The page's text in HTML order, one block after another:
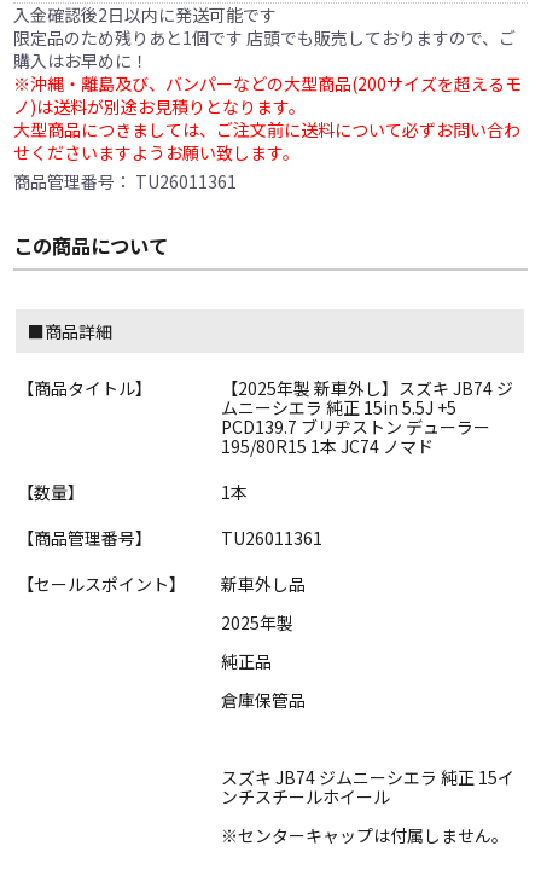
入金確認後2日以内に発送可能です
限定品のため残りあと1個です 店頭でも販売しておりますので、ご
購入はお早めに！
※沖縄・離島及び、バンパーなどの大型商品(200サイズを超えるモ
ノ)は送料が別途お見積りとなります。
大型商品につきましては、ご注文前に送料について必ずお問い合わ
せくださいますようお願い致します。
商品管理番号： TU26011361
この商品について
■商品詳細
【商品タイトル】
【2025年製 新車外し】スズキ JB74 ジ
ムニーシエラ 純正 15in 5.5J +5
PCD139.7 ブリヂストン デューラー
195/80R15 1本 JC74 ノマド
【数量】
1本
【商品管理番号】
TU26011361
【セールスポイント】
新車外し品
2025年製
純正品
倉庫保管品
スズキ JB74 ジムニーシエラ 純正 15イ
ンチスチールホイール
※センターキャップは付属しません。